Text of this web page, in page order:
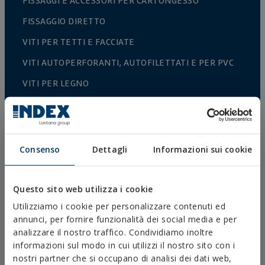
Consenso Dettagli Informazioni sui cookie
Questo sito web utilizza i cookie
Utilizziamo i cookie per personalizzare contenuti ed
annunci, per fornire funzionalità dei social media e per
analizzare il nostro traffico. Condividiamo inoltre
informazioni sul modo in cui utilizzi il nostro sito con i
nostri partner che si occupano di analisi dei dati web,
FISSAGGIO DIRETTO
VITI PER TETTI E FACCIATE
VITI AUTOPERFORANTI, AUTOFILETTATI E PER PVC
VITI PER LEGNO
CHIODI E GANCI
CONNETTORI PER LEGNO
BULLONERIA NORMALIZZATA
PUNTE, INSERTI E ACCESSORI
COLLARI METALLICI PESANTI
COLLARI METALLICI LEGGERI
SISTEMI DI PROTEZIONE ANTINCENDIO
SUPPORTI PER GRONDAIE